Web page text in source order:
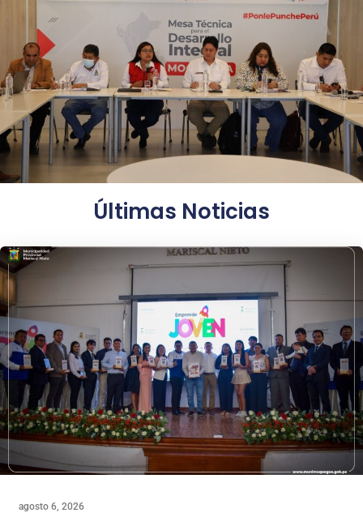
Últimas Noticias
agosto 6, 2026